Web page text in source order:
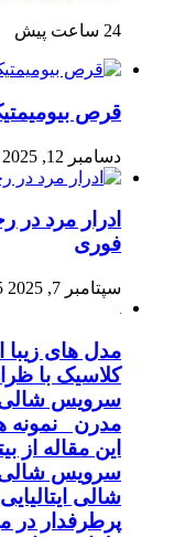
24 ساعت پیش
قرص
دسامبر 12, 2025
ادرار مرد
فوری
سپتامبر 7, 2025
مدل های زیبا
کلاسیک با
سرویس شالی
مدرن نمونه
این مقاله از
سرویس شالی
شالی
پرطرفدار در